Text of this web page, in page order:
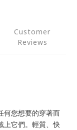
Customer
Reviews
何您想要的穿著而
上它們。輕質、快